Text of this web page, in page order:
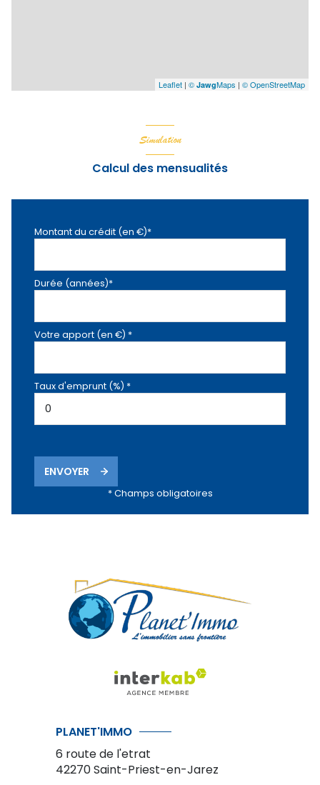
Leaflet | © JawgMaps | © OpenStreetMap
Simulation
Calcul des mensualités
Montant du crédit (en €)*
Durée (années)*
Votre apport (en €) *
Taux d'emprunt (%) *
ENVOYER
* Champs obligatoires
PLANET'IMMO
6 route de l'etrat
42270Saint-Priest-en-Jarez